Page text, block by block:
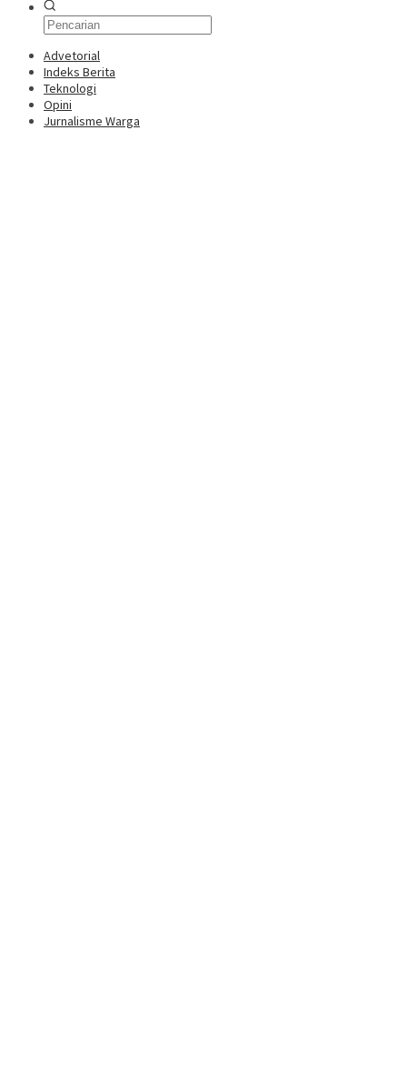
Advetorial
Indeks Berita
Teknologi
Opini
Jurnalisme Warga